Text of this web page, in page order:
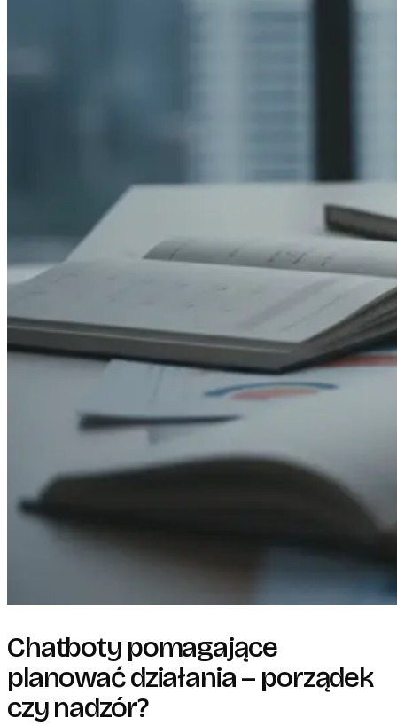
Chatboty pomagające
planować działania – porządek
czy nadzór?